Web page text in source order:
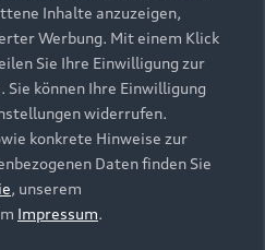
Inhalte anzuzeigen,
Werbung. Mit einem Klick
Sie Ihre Einwilligung zur
können Ihre Einwilligung
widerrufen.
konkrete Hinweise zur
Daten finden Sie
, unserem
Impressum.